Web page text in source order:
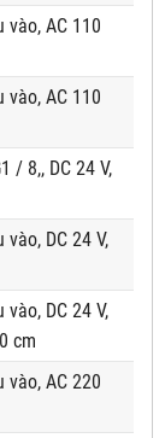
AC 110
AC 110
/ 8,, DC 24 V,
DC 24 V,
DC 24 V,
cm
AC 220